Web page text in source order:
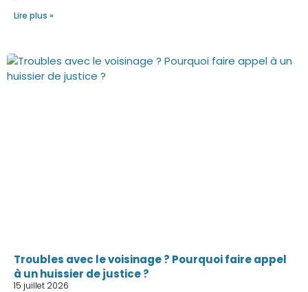
Lire plus »
Troubles avec le voisinage ? Pourquoi faire appel
à un huissier de justice ?
15 juillet 2026